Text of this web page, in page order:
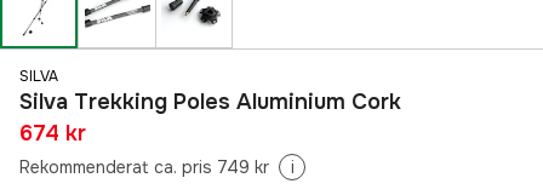
SILVA
Silva Trekking Poles Aluminium Cork
674 kr
Rekommenderat ca. pris 749 kr i